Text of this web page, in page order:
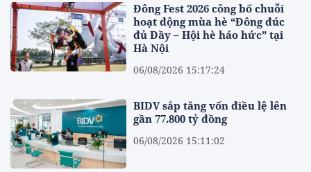
Đông Fest 2026 công bố chuỗi
hoạt động mùa hè “Đông đúc
đủ Đầy – Hội hè háo hức” tại
Hà Nội
06/08/2026 15:17:24
BIDV sắp tăng vốn điều lệ lên
gần 77.800 tỷ đồng
06/08/2026 15:11:02